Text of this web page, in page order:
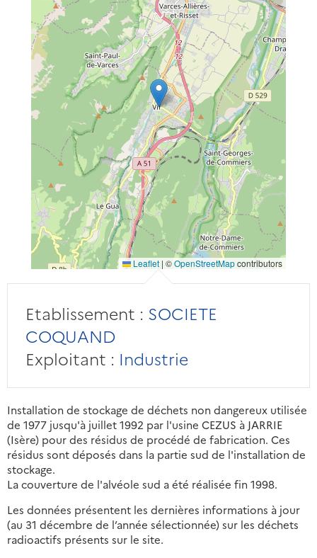
Leaflet | ©OpenStreetMapcontributors
Etablissement : SOCIETE
COQUAND
Exploitant : Industrie
Installation de stockage de déchets non dangereux utilisée
de 1977 jusqu'à juillet 1992 par l'usine CEZUS à JARRIE
(Isère) pour des résidus de procédé de fabrication. Ces
résidus sont déposés dans la partie sud de l'installation de
stockage.
La couverture de l'alvéole sud a été réalisée fin 1998.
Les données présentent les dernières informations à jour
(au 31 décembre de l’année sélectionnée) sur les déchets
radioactifs présents sur le site.